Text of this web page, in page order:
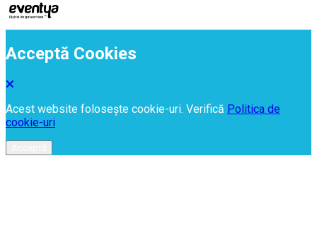
Acceptă Cookies
Acest website folosește cookie-uri. Verifică Politica de
cookie-uri